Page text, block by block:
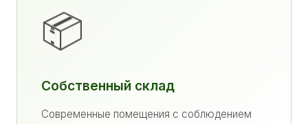
📦
Собственный склад
Современные помещения с соблюдением